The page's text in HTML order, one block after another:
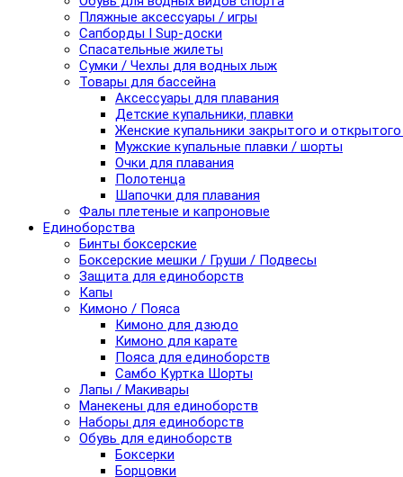
Пляжные аксессуары / игры
Сапборды I Sup-доски
Спасательные жилеты
Сумки / Чехлы для водных лыж
Товары для бассейна
Аксессуары для плавания
Детские купальники, плавки
Женские купальники закрытого и
Мужские купальные плавки / шорты
Очки для плавания
Полотенца
Шапочки для плавания
Фалы плетеные и капроновые
Единоборства
Бинты боксерские
Боксерские мешки / Груши / Подвесы
Защита для единоборств
Капы
Кимоно / Пояса
Кимоно для дзюдо
Кимоно для карате
Пояса для единоборств
Самбо Куртка Шорты
Лапы / Макивары
Манекены для единоборств
Наборы для единоборств
Обувь для единоборств
Боксерки
Борцовки